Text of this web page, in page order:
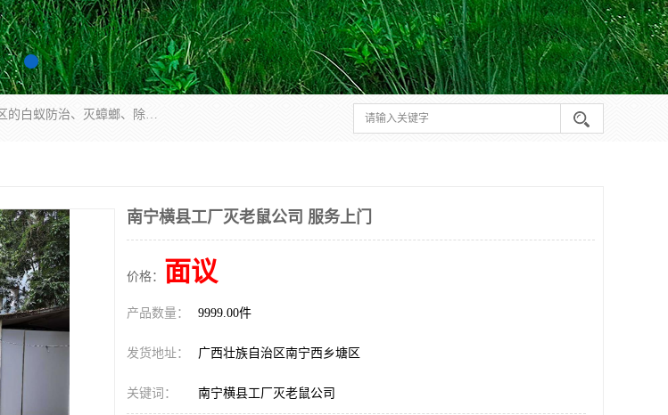
广西亿之豪有害生物防治服务有限公司是一家白蚁防治公司；提供南宁地区的白蚁防治、灭蟑螂、除四害、除白蚁、白蚁预防、消毒等服务，广西亿之豪有害生物防治服务有限公司专业灭蟑螂,灭鼠,除四害,服务上门,安全环保,售后保障,一次消杀，竭诚为您服务.
南宁横县工厂灭老鼠公司 服务上门
价格： 面议
产品数量： 9999.00件
发货地址： 广西壮族自治区南宁西乡塘区
关键词： 南宁横县工厂灭老鼠公司